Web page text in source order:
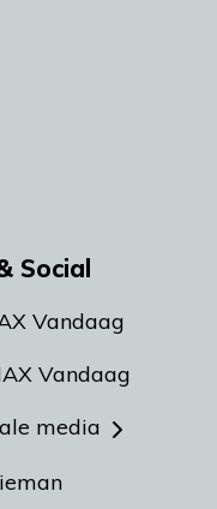
Social
Vandaag
Vandaag
media